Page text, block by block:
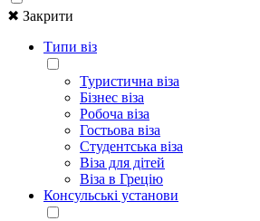
✖ Закрити
Типи віз
Туристична віза
Бізнес віза
Робоча віза
Гостьова віза
Студентська віза
Віза для дітей
Віза в Грецію
Консульські установи